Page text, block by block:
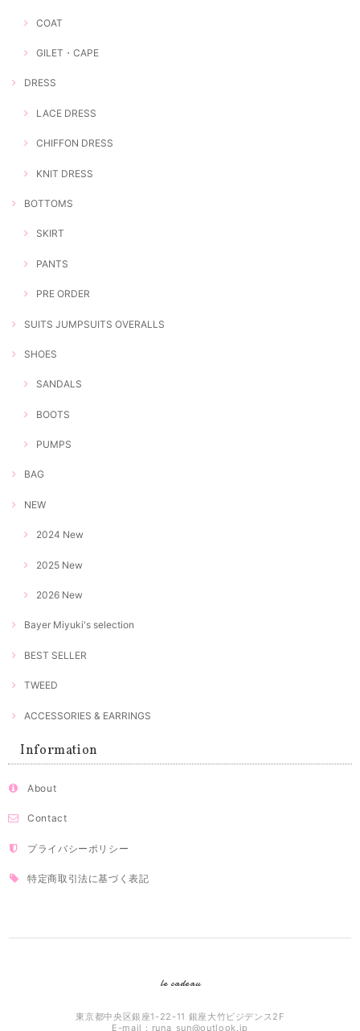
COAT
GILET・CAPE
DRESS
LACE DRESS
CHIFFON DRESS
KNIT DRESS
BOTTOMS
SKIRT
PANTS
PRE ORDER
SUITS JUMPSUITS OVERALLS
SHOES
SANDALS
BOOTS
PUMPS
BAG
NEW
2024 New
2025 New
2026 New
Bayer Miyuki's selection
BEST SELLER
TWEED
ACCESSORIES & EARRINGS
Information
About
Contact
プライバシーポリシー
特定商取引法に基づく表記
le cadeau
東京都中央区銀座1-22-11 銀座大竹ビジデンス2F
E-mail： runa_sun@outlook.jp